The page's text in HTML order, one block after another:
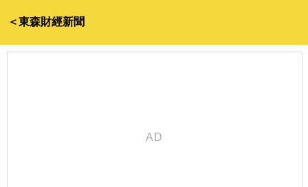
＜東森財經新聞